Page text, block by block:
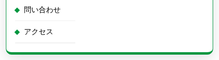
問い合わせ
アクセス